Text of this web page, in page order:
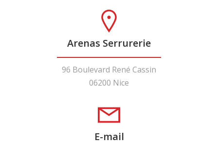
Arenas Serrurerie
96 Boulevard René Cassin
06200 Nice
E-mail